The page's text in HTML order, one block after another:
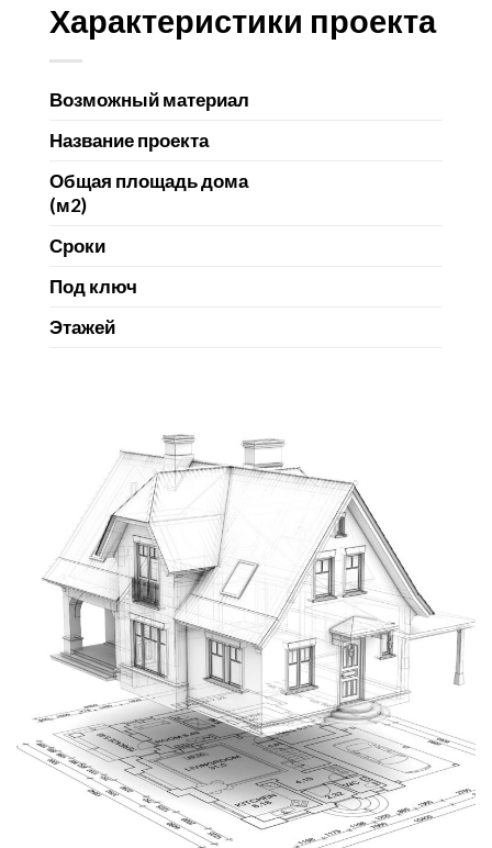
Характеристики проекта
Возможный материал
Название проекта
Общая площадь дома
(м2)
Сроки
Под ключ
Этажей